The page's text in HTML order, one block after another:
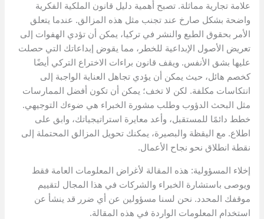
علامة تجارية مماثلة. تصبح أهمية دليل قانون الملكية الفكرية
واضحة بشكل صارخ عند تجنب مثل هذه المزالق. عندما يتعلق
الأمر بحقوق الطبع والنشر في تركيا، يمكن أن تؤدي الهفوات إلى
تعريض الأصول الإبداعية للخطر، مما يقوض إبداعاتك التي حصلت
عليها بشق الأنفس. ويقف قانون براءات الاختراع التركي أيضًا
كخصم هائل، حيث يمكن أن يؤدي تجاهل العناية الواجبة إلى
انتكاسات مكلفة. لكن لا تخف؛ يمكن أن تكون أفضل الممارسات
مثل البحث الدؤوب وطلب مشورة الخبراء هي ضوءك التوجيهي.
خطط دائمًا للمستقبل، وأعد معايرة استراتيجياتك، وابق على
اطلاع. مع اليقظة والبصيرة، يمكنك تحويل المزالق المحتملة إلى
نقطة انطلاق نحو نجاح الأعمال.
إخلاء المسؤولية: هذه المقالة لأغراض المعلومات العامة فقط
ويوصى باستشارة الخبراء والشركات في هذا المجال لتقييم
موقفك المحدد. نحن لسنا مسؤولين عن أي ضرر قد ينشأ عن
استخدام المعلومات الواردة في هذه المقالة.